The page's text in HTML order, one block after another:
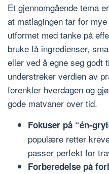
Et gjennomgående tema
at matlagingen tar for
utformet med tanke på
bruke få ingredienser,
eller ved å egne seg godt
understreker verdien av
forenkler hverdagen og
gode matvaner over tid.
Fokuser på “én-
populære retter
passer perfekt for
Forberedelse på